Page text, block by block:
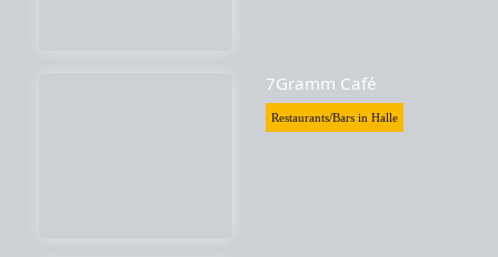
7Gramm Café
Restaurants/Bars in Halle